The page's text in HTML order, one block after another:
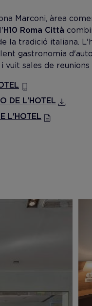
Marconi, àrea
H10 Roma Città
la tradició italiana.
gastronomia
vuit sales de
DE L'HOTEL
L'HOTEL